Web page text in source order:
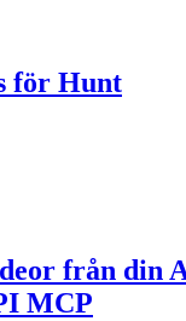
för Hunt
från din
MCP